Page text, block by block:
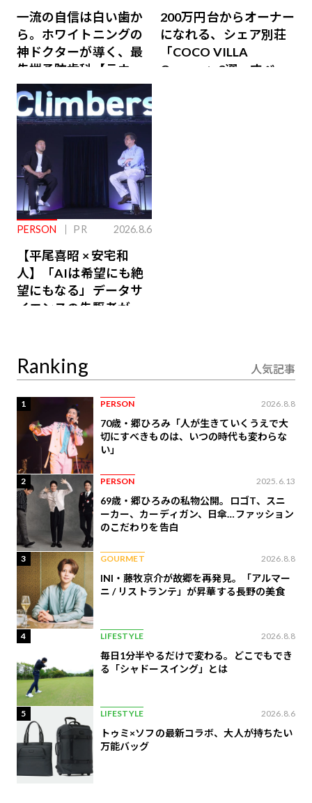
一流の自信は白い歯か
ら。ホワイトニングの
神ドクターが導く、最
先端予防歯科【ラウン
ジ会員特典あり】
200万円台からオーナー
になれる、シェア別荘
「COCO VILLA
Owners」3選。すべて
PERSON PR 2026.8.6
【平尾喜昭 × 安宅和
人】「AIは希望にも絶
望にもなる」データサ
イエンスの先駆者が語
Ranking 人気記事
1 PERSON 2026.8.8
70歳・郷ひろみ「人が生きていくうえで大
切にすべきものは、いつの時代も変わらな
い」
2 PERSON 2025.6.13
69歳・郷ひろみの私物公開。ロゴT、スニ
ーカー、カーディガン、日傘…ファッション
のこだわりを告白
3 GOURMET 2026.8.8
INI・藤牧京介が故郷を再発見。「アルマー
ニ / リストランテ」が昇華する長野の美食
4 LIFESTYLE 2026.8.8
毎日1分半やるだけで変わる。どこでもでき
る「シャドースイング」とは
5 LIFESTYLE 2026.8.6
トゥミ×ソフの最新コラボ、大人が持ちたい
万能バッグ